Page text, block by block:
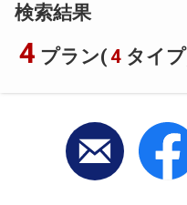
検索結果
4 プラン(4 タイ